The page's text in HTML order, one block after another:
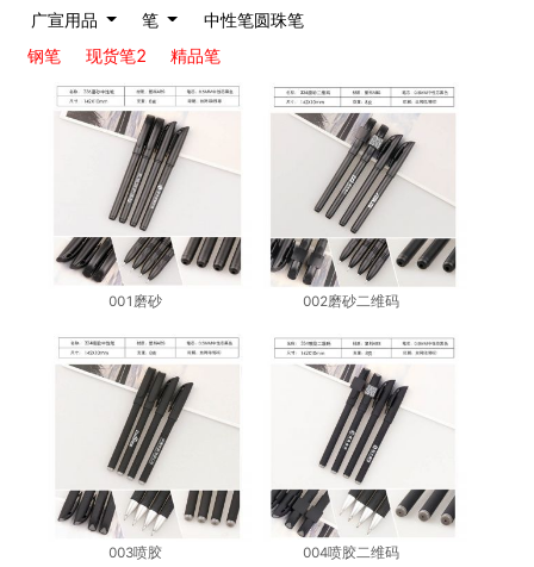
广宣用品 笔
中性笔圆珠笔
钢笔
现货笔2 精品笔
001磨砂 002磨砂二维码
003喷胶 004喷胶二维码